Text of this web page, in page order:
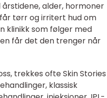
årstidene, alder, hormoner
får tørr og irritert hud om
klinikk som følger med
får det den trenger når
trekkes ofte Skin Stories
klassisk